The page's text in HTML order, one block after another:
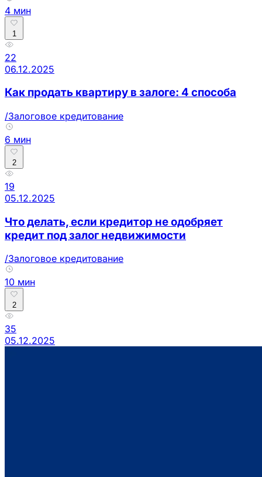
4 мин
1
22
06.12.2025
Как продать квартиру в залоге: 4 способа
/Залоговое кредитование
6 мин
2
19
05.12.2025
Что делать, если кредитор не одобряет
кредит под залог недвижимости
/Залоговое кредитование
10 мин
2
35
05.12.2025